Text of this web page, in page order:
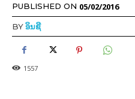
PUBLISHED ON 05/02/2016
BYອິນຊີ
1557